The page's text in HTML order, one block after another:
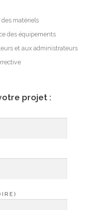
matériels
des équipements
et aux administrateurs
projet :